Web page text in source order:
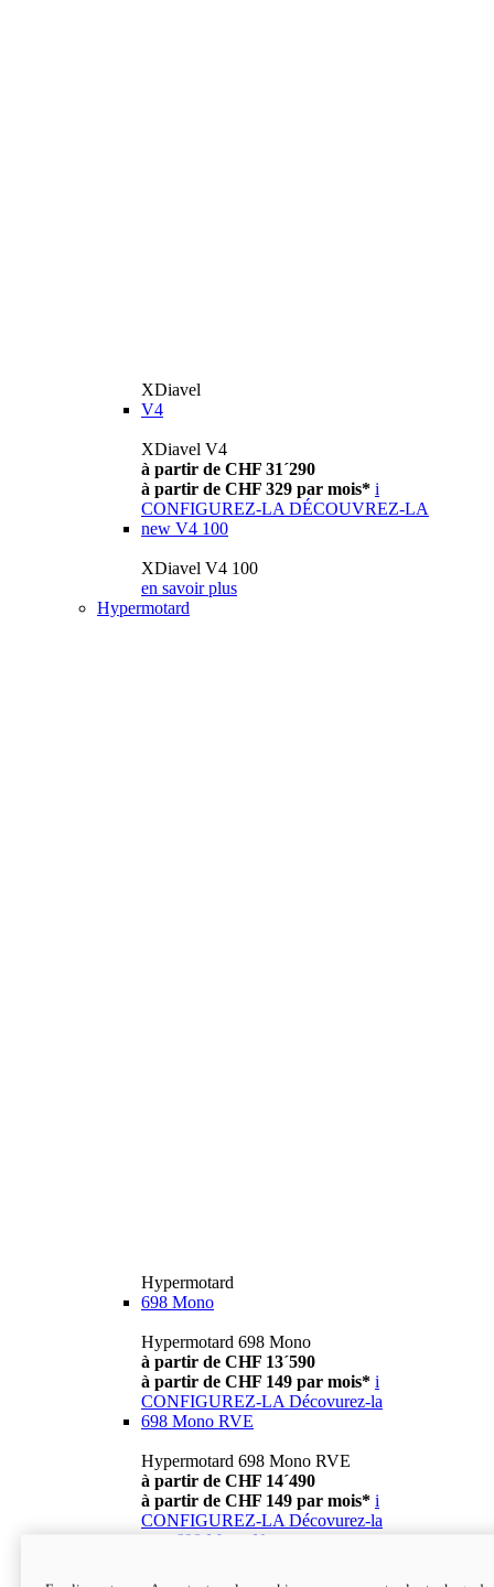
XDiavel
V4
XDiavel V4
à partir de CHF 31´290
à partir de CHF 329 par mois* i
CONFIGUREZ-LA DÉCOUVREZ-LA
new V4 100
XDiavel V4 100
en savoir plus
Hypermotard
Hypermotard
698 Mono
Hypermotard 698 Mono
à partir de CHF 13´590
à partir de CHF 149 par mois* i
CONFIGUREZ-LA Décovurez-la
698 Mono RVE
Hypermotard 698 Mono RVE
à partir de CHF 14´490
à partir de CHF 149 par mois* i
CONFIGUREZ-LA Décovurez-la
698 Mono Nera
Hypermotard 698 Mono Nera